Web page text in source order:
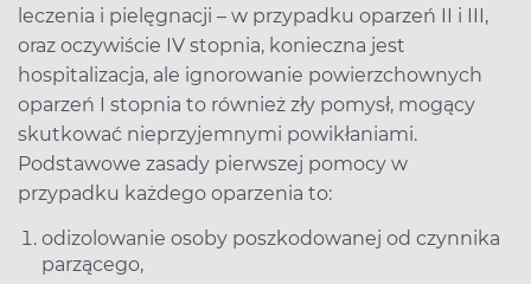
leczenia i pielęgnacji – w przypadku oparzeń II i III,
oraz oczywiście IV stopnia, konieczna jest
hospitalizacja, ale ignorowanie powierzchownych
oparzeń I stopnia to również zły pomysł, mogący
skutkować nieprzyjemnymi powikłaniami.
Podstawowe zasady pierwszej pomocy w
przypadku każdego oparzenia to:
odizolowanie osoby poszkodowanej od czynnika
parzącego,